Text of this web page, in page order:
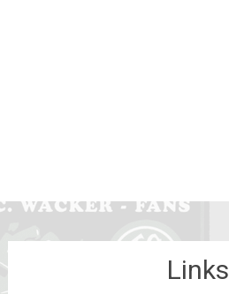
Links